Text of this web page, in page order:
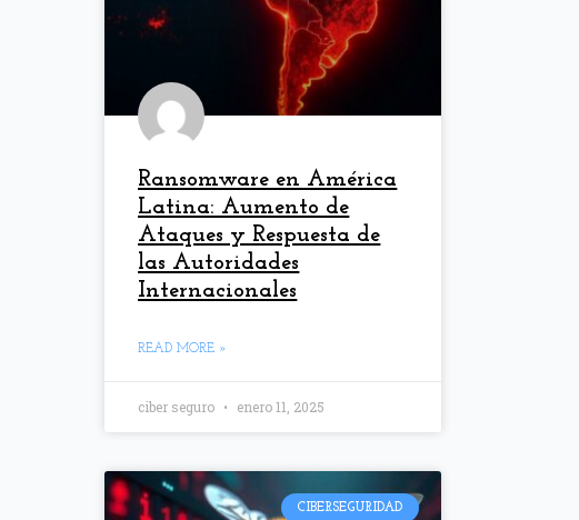
Ransomware en América
Latina: Aumento de
Ataques y Respuesta de
las Autoridades
Internacionales
READ MORE »
ciber seguro enero 11, 2025
CIBERSEGURIDAD